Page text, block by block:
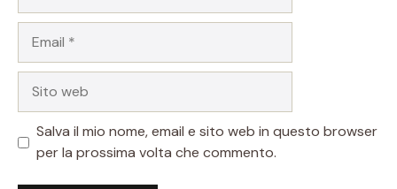
web
Salva il mio nome, email e sito web in questo browser
per la prossima volta che commento.